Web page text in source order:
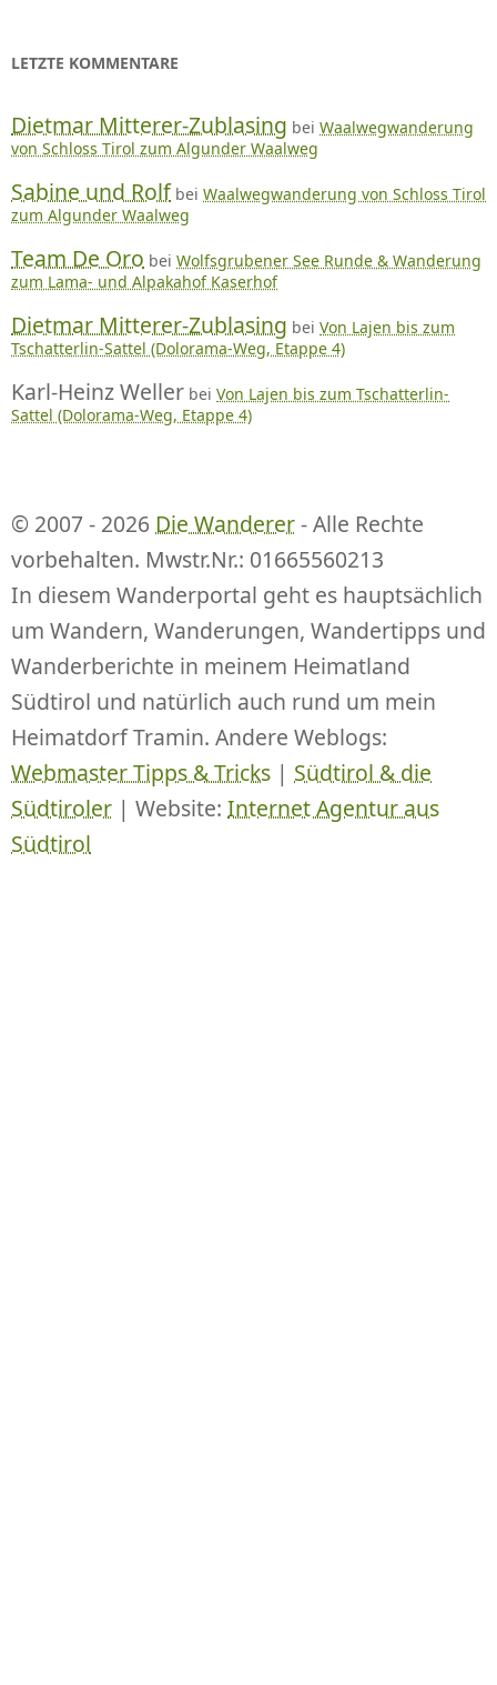
LETZTE KOMMENTARE
Dietmar Mitterer-Zublasing bei Waalwegwanderung
von Schloss Tirol zum Algunder Waalweg
Sabine und Rolf bei Waalwegwanderung von Schloss Tirol
zum Algunder Waalweg
Team De Oro bei Wolfsgrubener See Runde & Wanderung
zum Lama- und Alpakahof Kaserhof
Dietmar Mitterer-Zublasing bei Von Lajen bis zum
Tschatterlin-Sattel (Dolorama-Weg, Etappe 4)
Karl-Heinz Weller bei Von Lajen bis zum Tschatterlin-
Sattel (Dolorama-Weg, Etappe 4)
© 2007 - 2026 Die Wanderer- Alle Rechte
vorbehalten. Mwstr.Nr.: 01665560213
In diesem Wanderportal geht es hauptsächlich
um Wandern, Wanderungen, Wandertipps und
Wanderberichte in meinem Heimatland
Südtirol und natürlich auch rund um mein
Heimatdorf Tramin. Andere Weblogs:
Webmaster Tipps & Tricks | Südtirol & die
Südtiroler | Website: Internet Agentur aus
Südtirol